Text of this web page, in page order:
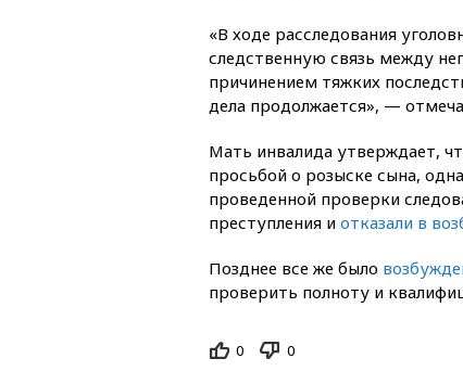
«В ходе расследования
следственную связь между
причинением тяжких
дела продолжается», —
Мать инвалида утверждает,
просьбой о розыске сына,
проведенной проверки
преступления и отказали в
Позднее все же было
проверить полноту и
0 0